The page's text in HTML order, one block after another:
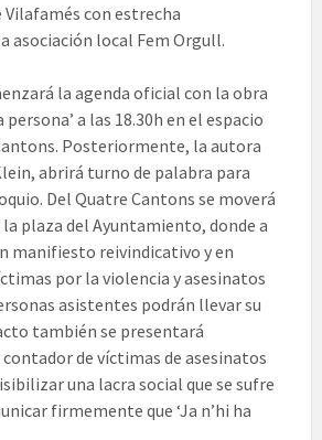
con estrecha
asociación local Fem Orgull.
la agenda oficial con la obra
a las 18.30h en el espacio
Posteriormente, la autora
abrirá turno de palabra para
Del Quatre Cantons se moverá
plaza del Ayuntamiento, donde a
manifiesto reivindicativo y en
por la violencia y asesinatos
asistentes podrán llevar su
también se presentará
de víctimas de asesinatos
una lacra social que se sufre
firmemente que ‘Ja n’hi ha